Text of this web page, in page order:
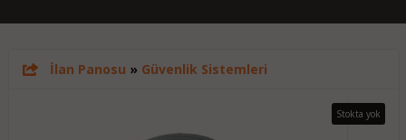
İlan Panosu » Güvenlik Sistemleri
Stokta yok